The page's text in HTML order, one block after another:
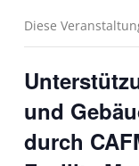
Diese
und
durch